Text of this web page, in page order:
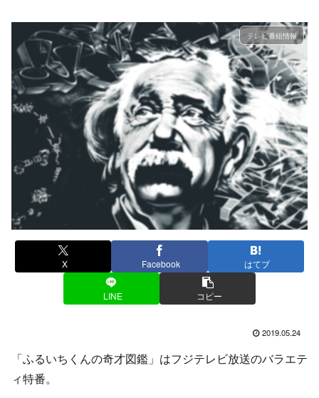
テレビ番組情報
X Facebook はてブ
LINE コピー
2019.05.24
「ふるいちくんの奇才図鑑」はフジテレビ放送のバラエテ
ィ特番。